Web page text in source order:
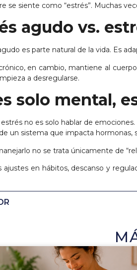
se siente como “estrés”. Muchas
agudo vs.
es parte natural de la vida. Es
en cambio, mantiene al
a desregularse.
solo mental,
no es solo hablar de emociones.
un sistema que impacta hormonas,
no se trata únicamente de
ajustes en hábitos, descanso y